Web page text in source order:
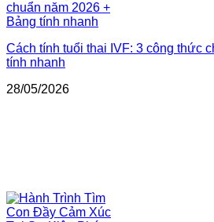
Cách tính tuổi thai IVF: 3 công thức
tính nhanh
28/05/2026